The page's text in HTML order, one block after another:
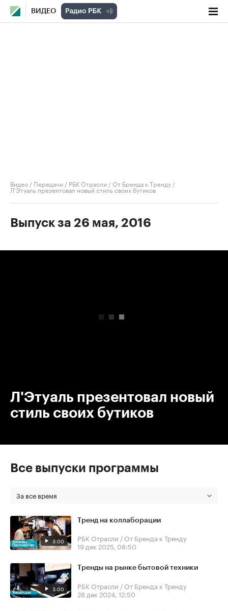
ВИДЕО
Видео / Передачи / РБК Отрасли / От Бренда к Тренду /
Л'Этуаль презентовал новый стиль своих бутиков
Выпуск за 26 мая, 2016
Л'Этуаль презентовал новый
стиль своих бутиков
Все выпуски программы
За все время
3:00
Тренд на коллаборации
РБК Отрасли / От Бренда к Тренду
19 дек 2025, 08:50
3:00
Тренды на рынке бытовой техники
РБК Отрасли / От Бренда к Тренду
26 дек 2024, 12:50